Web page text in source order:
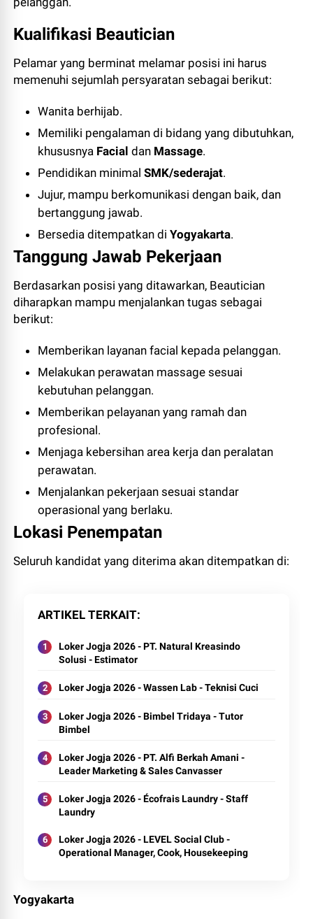
Kualifikasi Beautician
Pelamar yang berminat melamar posisi ini harus
memenuhi sejumlah persyaratan sebagai berikut:
Wanita berhijab.
Memiliki pengalaman di bidang yang dibutuhkan,
khususnya Facial dan Massage.
Pendidikan minimalSMK/sederajat.
Jujur, mampu berkomunikasi dengan baik, dan
bertanggung jawab.
Bersedia ditempatkan diYogyakarta.
Tanggung Jawab Pekerjaan
Berdasarkan posisi yang ditawarkan, Beautician
diharapkan mampu menjalankan tugas sebagai
berikut:
Memberikan layanan facial kepada pelanggan.
Melakukan perawatan massage sesuai
kebutuhan pelanggan.
Memberikan pelayanan yang ramah dan
profesional.
Menjaga kebersihan area kerja dan peralatan
perawatan.
Menjalankan pekerjaan sesuai standar
operasional yang berlaku.
Lokasi Penempatan
Seluruh kandidat yang diterima akan ditempatkan di:
ARTIKEL TERKAIT
Loker Jogja 2026 - PT. Natural Kreasindo
Solusi - Estimator
Loker Jogja 2026 - Wassen Lab - Teknisi Cuci
Loker Jogja 2026 - Bimbel Tridaya - Tutor
Bimbel
Loker Jogja 2026 - PT. Alfi Berkah Amani -
Leader Marketing & Sales Canvasser
Loker Jogja 2026 - Écofrais Laundry - Staff
Laundry
Loker Jogja 2026 - LEVEL Social Club -
Operational Manager, Cook, Housekeeping
Yogyakarta